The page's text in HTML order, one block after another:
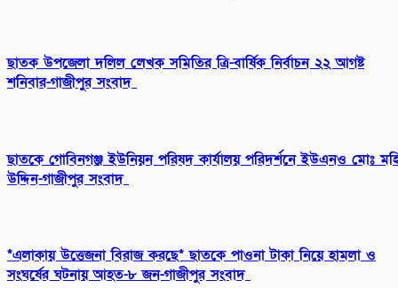
ছাতক উপজেলা দলিল লেখক সমিতির ত্রি-বার্ষিক নির্বাচন ২২ আগষ্ট
শনিবার-গাজীপুর সংবাদ
ছাতকে গোবিনগঞ্জ ইউনিয়ন পরিষদ কার্যালয় পরিদর্শনে ইউএনও মোঃ
উদ্দিন-গাজীপুর সংবাদ
*এলাকায় উত্তেজনা বিরাজ করছে* ছাতকে পাওনা টাকা নিয়ে হামলা ও
সংঘর্ষের ঘটনায় আহত-৮ জন-গাজীপুর সংবাদ